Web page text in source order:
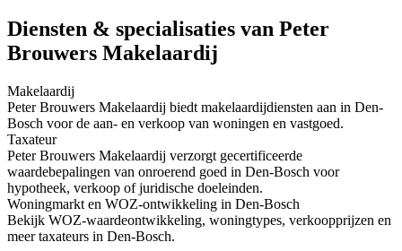
Diensten & specialisaties van Peter
Brouwers Makelaardij
Makelaardij
Peter Brouwers Makelaardij biedt makelaardijdiensten aan in Den-
Bosch voor de aan- en verkoop van woningen en vastgoed.
Taxateur
Peter Brouwers Makelaardij verzorgt gecertificeerde
waardebepalingen van onroerend goed in Den-Bosch voor
hypotheek, verkoop of juridische doeleinden.
Woningmarkt en WOZ-ontwikkeling in Den-Bosch
Bekijk WOZ-waardeontwikkeling, woningtypes, verkoopprijzen en
meer taxateurs in Den-Bosch.